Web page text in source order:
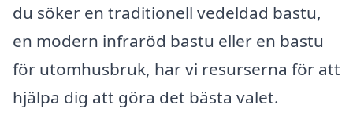
du söker en traditionell vedeldad bastu,
en modern infraröd bastu eller en bastu
för utomhusbruk, har vi resurserna för att
hjälpa dig att göra det bästa valet.